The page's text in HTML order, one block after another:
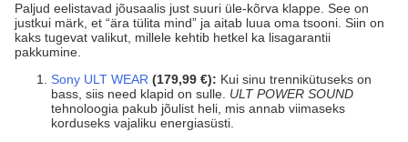
Paljud eelistavad jõusaalis just suuri üle-kõrva klappe. See on
justkui märk, et “ära tülita mind” ja aitab luua oma tsooni. Siin on
kaks tugevat valikut, millele kehtib hetkel ka lisagarantii
pakkumine.
Sony ULT WEAR (179,99 €): Kui sinu trennikütuseks on
bass, siis need klapid on sulle. ULT POWER SOUND
tehnoloogia pakub jõulist heli, mis annab viimaseks
korduseks vajaliku energiasüsti.